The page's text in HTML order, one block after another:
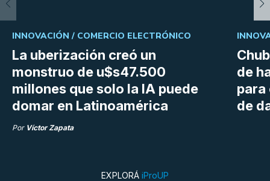
La uberización creó un
monstruo de u$s47.500
millones que solo la IA puede
domar en Latinoamérica
INNOVACIÓN / COMERCIO ELECTRÓNICO
Por Víctor Zapata
de
para
de
EXPLORÁ iProUP